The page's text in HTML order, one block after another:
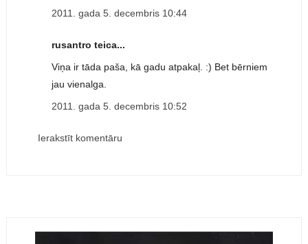
2011. gada 5. decembris 10:44
rusantro teica...
Viņa ir tāda paša, kā gadu atpakaļ. :) Bet bērniem
jau vienalga.
2011. gada 5. decembris 10:52
Ierakstīt komentāru